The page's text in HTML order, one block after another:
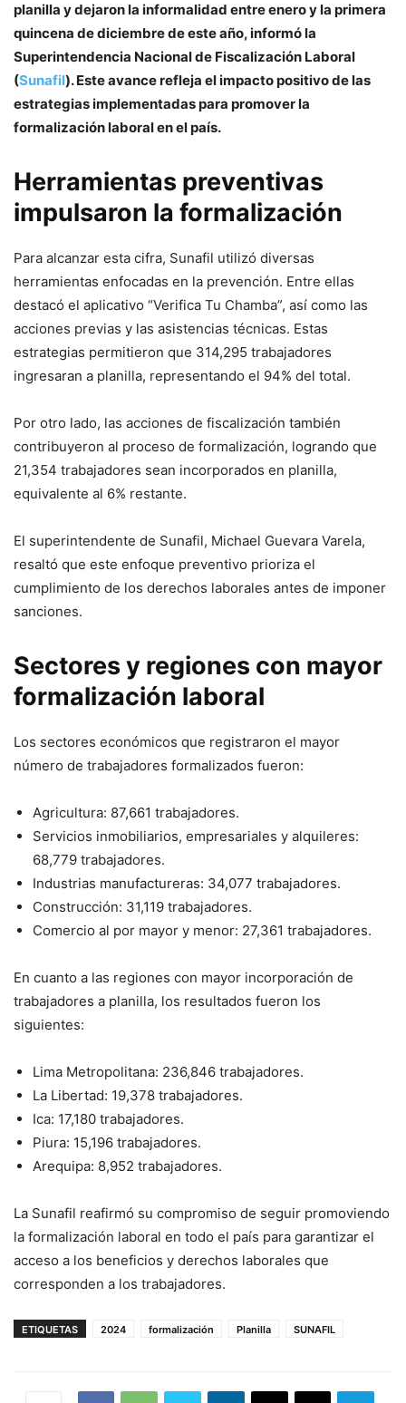
planilla y dejaron la informalidad entre enero y la primera
quincena de diciembre de este año, informó la
Superintendencia Nacional de Fiscalización Laboral
(Sunafil). Este avance refleja el impacto positivo de las
estrategias implementadas para promover la
formalización laboral en el país.
Herramientas preventivas
impulsaron la formalización
Para alcanzar esta cifra, Sunafil utilizó diversas
herramientas enfocadas en la prevención. Entre ellas
destacó el aplicativo “Verifica Tu Chamba”, así como las
acciones previas y las asistencias técnicas. Estas
estrategias permitieron que 314,295 trabajadores
ingresaran a planilla, representando el 94% del total.
Por otro lado, las acciones de fiscalización también
contribuyeron al proceso de formalización, logrando que
21,354 trabajadores sean incorporados en planilla,
equivalente al 6% restante.
El superintendente de Sunafil, Michael Guevara Varela,
resaltó que este enfoque preventivo prioriza el
cumplimiento de los derechos laborales antes de imponer
sanciones.
Sectores y regiones con mayor
formalización laboral
Los sectores económicos que registraron el mayor
número de trabajadores formalizados fueron:
Agricultura: 87,661 trabajadores.
Servicios inmobiliarios, empresariales y alquileres:
68,779 trabajadores.
Industrias manufactureras: 34,077 trabajadores.
Construcción: 31,119 trabajadores.
Comercio al por mayor y menor: 27,361 trabajadores.
En cuanto a las regiones con mayor incorporación de
trabajadores a planilla, los resultados fueron los
siguientes:
Lima Metropolitana: 236,846 trabajadores.
La Libertad: 19,378 trabajadores.
Ica: 17,180 trabajadores.
Piura: 15,196 trabajadores.
Arequipa: 8,952 trabajadores.
La Sunafil reafirmó su compromiso de seguir promoviendo
la formalización laboral en todo el país para garantizar el
acceso a los beneficios y derechos laborales que
corresponden a los trabajadores.
ETIQUETAS 2024 formalización Planilla SUNAFIL